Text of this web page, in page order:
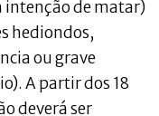
intenção de matar)
hediondos,
ou grave
A partir dos 18
deverá ser